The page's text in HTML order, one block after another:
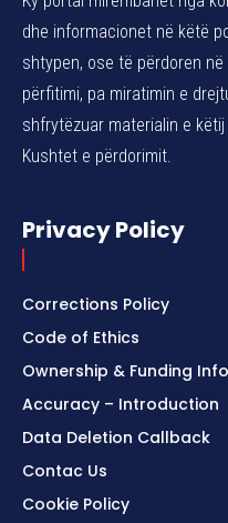
dhe informacionet në këtë
shtypen, ose të përdoren
përfitimi, pa miratimin e
shfrytëzuar materialin e
Kushtet e përdorimit.
Privacy Policy
Corrections Policy
Code of Ethics
Ownership & Funding Info
Accuracy – Introduction
Data Deletion Callback
Contac Us
Cookie Policy